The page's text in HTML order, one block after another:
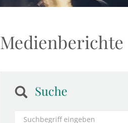
Medienberichte
Suche